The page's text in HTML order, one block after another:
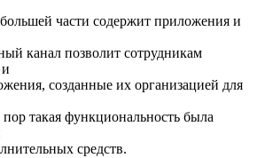
части содержит приложения и
канал позволит сотрудникам
созданные их организацией для
такая функциональность была
средств.